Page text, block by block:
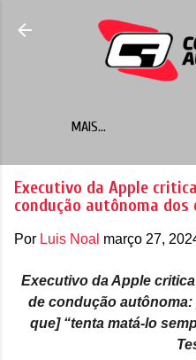
Pular para o
MAIS…
Executivo da Apple
condução autônoma dos
Por Luis Noal março 27,
Executivo da Apple
de condução
que] “tenta matá-lo